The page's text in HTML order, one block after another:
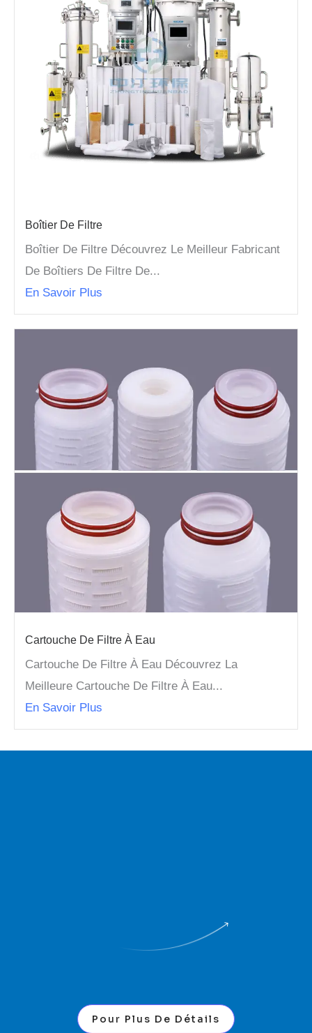
Boîtier De Filtre
Boîtier De Filtre Découvrez Le Meilleur Fabricant
De Boîtiers De Filtre De...
En Savoir Plus
Cartouche De Filtre À Eau
Cartouche De Filtre À Eau Découvrez La
Meilleure Cartouche De Filtre À Eau...
En Savoir Plus
Pour Plus De Détails